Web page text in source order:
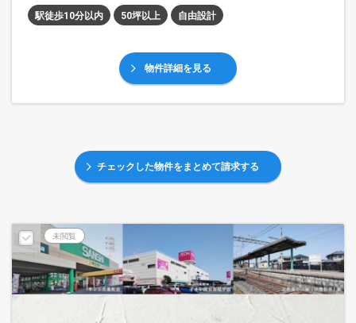
駅徒歩10分以内 50坪以上 自由設計
物件詳細を見る
チェックした物件をまとめて請求する
未閲覧